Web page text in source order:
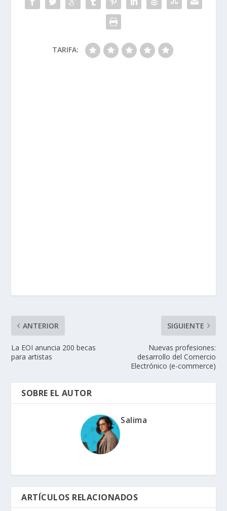
TARIFA:
ANTERIOR
La EOI anuncia 200 becas
para artistas
SIGUIENTE
Nuevas profesiones:
desarrollo del Comercio
Electrónico (e-commerce)
SOBRE EL AUTOR
Salima
ARTÍCULOS RELACIONADOS